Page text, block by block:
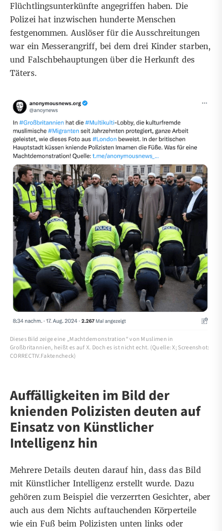
Flüchtlingsunterkünfte angegriffen haben. Die
Polizei hat inzwischen hunderte Menschen
festgenommen. Auslöser für die Ausschreitungen
war ein Messerangriff, bei dem drei Kinder starben,
und Falschbehauptungen über die Herkunft des
Täters.
Dieses Bild zeige eine „Machtdemonstration“ von Muslimen in
Großbritannien, heißt es auf X. Doch es ist nicht echt. (Quelle: X; Screenshot:
CORRECTIV.Faktencheck)
Auffälligkeiten im Bild der
knienden Polizisten deuten auf
Einsatz von Künstlicher
Intelligenz hin
Mehrere Details deuten darauf hin, dass das Bild
mit Künstlicher Intelligenz erstellt wurde. Dazu
gehören zum Beispiel die verzerrten Gesichter, aber
auch aus dem Nichts auftauchenden Körperteile
wie ein Fuß beim Polizisten unten links oder